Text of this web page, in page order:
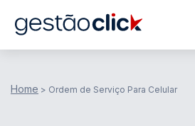
Home > Ordem de Serviço Para Celular